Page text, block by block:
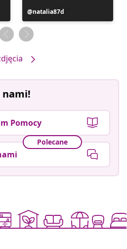
Post
opublikowany
przez
natalia87d
nami!
Pomocy
Polecane